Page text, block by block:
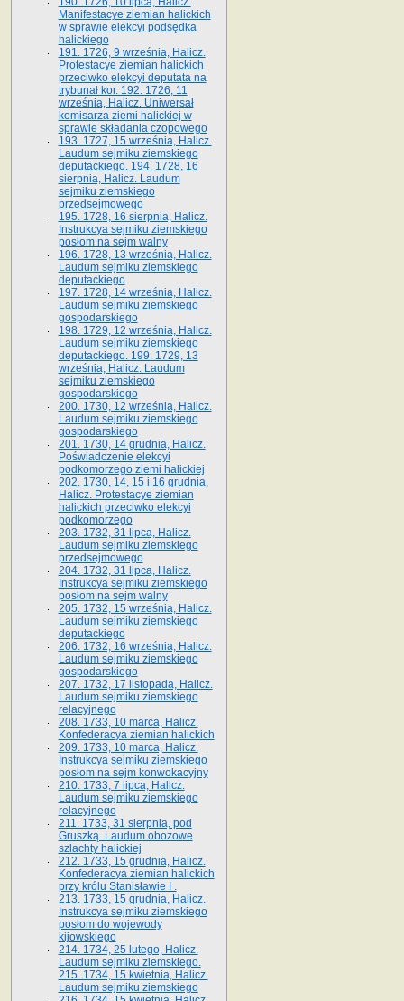
Manifestacye ziemian halickich
w sprawie elekcyi podsędka
halickiego
191. 1726, 9 września, Halicz.
Protestacye ziemian halickich
przeciwko elekcyi deputata na
trybunał kor. 192. 1726, 11
września, Halicz. Uniwersał
komisarza ziemi halickiej w
sprawie składania czopowego
193. 1727, 15 września, Halicz.
Laudum sejmiku ziemskiego
deputackiego. 194. 1728, 16
sierpnia, Halicz. Laudum
sejmiku ziemskiego
przedsejmowego
195. 1728, 16 sierpnia, Halicz.
Instrukcya sejmiku ziemskiego
posłom na sejm walny
196. 1728, 13 września, Halicz.
Laudum sejmiku ziemskiego
deputackiego
197. 1728, 14 września, Halicz.
Laudum sejmiku ziemskiego
gospodarskiego
198. 1729, 12 września, Halicz.
Laudum sejmiku ziemskiego
deputackiego. 199. 1729, 13
września, Halicz. Laudum
sejmiku ziemskiego
gospodarskiego
200. 1730, 12 września, Halicz.
Laudum sejmiku ziemskiego
gospodarskiego
201. 1730, 14 grudnia, Halicz.
Poświadczenie elekcyi
podkomorzego ziemi halickiej
202. 1730, 14, 15 i 16 grudnia,
Halicz. Protestacye ziemian
halickich przeciwko elekcyi
podkomorzego
203. 1732, 31 lipca, Halicz.
Laudum sejmiku ziemskiego
przedsejmowego
204. 1732, 31 lipca, Halicz.
Instrukcya sejmiku ziemskiego
posłom na sejm walny
205. 1732, 15 września, Halicz.
Laudum sejmiku ziemskiego
deputackiego
206. 1732, 16 września, Halicz.
Laudum sejmiku ziemskiego
gospodarskiego
207. 1732, 17 listopada, Halicz.
Laudum sejmiku ziemskiego
relacyjnego
208. 1733, 10 marca, Halicz.
Konfederacya ziemian halickich­
209. 1733, 10 marca, Halicz.
Instrukcya sejmiku ziemskiego
posłom na sejm konwokacyjny
210. 1733, 7 lipca, Halicz.
Laudum sejmiku ziemskiego
relacyjnego
211. 1733, 31 sierpnia, pod
Gruszką. Laudum obozowe
szlachty halickiej
212. 1733, 15 grudnia, Halicz.
Konfederacya ziemian halickich
przy królu Stanisławie I .
213. 1733, 15 grudnia, Halicz.
Instrukcya sejmiku ziemskiego
posłom do wojewody
kijowskiego
214. 1734, 25 lutego, Halicz.
Laudum sejmiku ziemskiego.
215. 1734, 15 kwietnia, Halicz.
Laudum sejmiku ziemskiego